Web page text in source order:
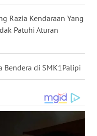
Razia Kendaraan Yang
Patuhi Aturan
Bendera di SMK1Palipi